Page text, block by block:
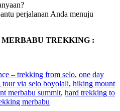
perjalanan Anda menuju
TREKKING :
– trekking from selo, one day
via selo boyolali, hiking mount
merbabu summit, hard trekking to
merbabu